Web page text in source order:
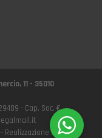
11 - 35010
- Cap. Soc. €
Realizzazione e